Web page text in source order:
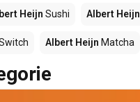
Heijn Sushi Albert Heijn
Albert Heijn Matcha